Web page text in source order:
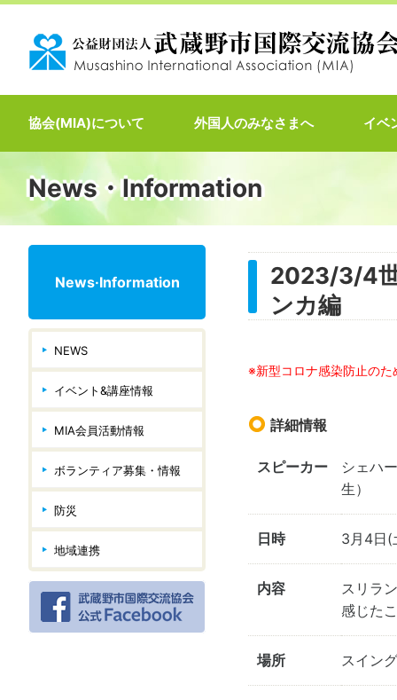
協会(MIA)について 外国人のみなさまへ イベ
News・Information
News·Information
NEWS
イベント&講座情報
MIA会員活動情報
ボランティア募集・情報
防災
地域連携
2023/3/4
ンカ編
※新型コロナ感染防止の
詳細情報
スピーカー
シェハ
生）
日時 3月4日(
内容
スリラ
感じた
場所 スイン